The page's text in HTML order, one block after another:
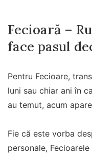
Fecioară –
face pasul
Pentru Fecioare,
luni sau chiar ani în
au temut, acum
Fie că este vorba
personale,